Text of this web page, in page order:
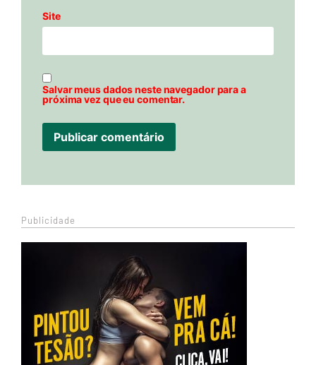
Site
Salvar meus dados neste navegador para a
próxima vez que eu comentar.
Publicidade